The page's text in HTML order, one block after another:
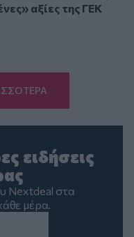
αξίες της ΓΕΚ
ειδήσεις
Nextdeal στα
μέρα.